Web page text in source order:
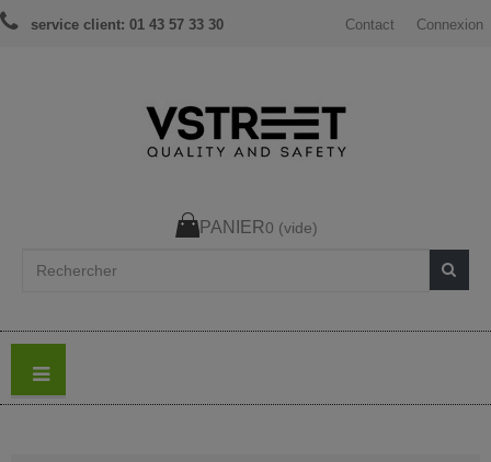
Connexion
Contact
service client: 01 43 57 33 30
PANIER0 (vide)